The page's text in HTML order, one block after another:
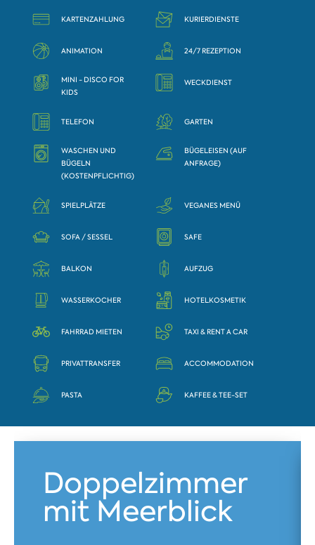
KARTENZAHLUNG KURIERDIENSTE
ANIMATION 24/7 REZEPTION
MINI - DISCO FOR
KIDS
WECKDIENST
TELEFON GARTEN
WASCHEN UND
BÜGELN
(KOSTENPFLICHTIG)
BÜGELEISEN (AUF
ANFRAGE)
SPIELPLÄTZE VEGANES MENÜ
SOFA / SESSEL SAFE
BALKON AUFZUG
WASSERKOCHER HOTELKOSMETIK
FAHRRAD MIETEN TAXI & RENT A CAR
PRIVATTRANSFER ACCOMMODATION
PASTA KAFFEE & TEE-SET
Doppelzimmer
mit Meerblick